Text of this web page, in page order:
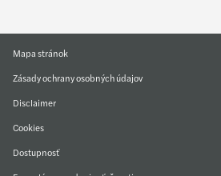
Mapa stránok
Zásady ochrany osobných údajov
Disclaimer
Cookies
Dostupnosť